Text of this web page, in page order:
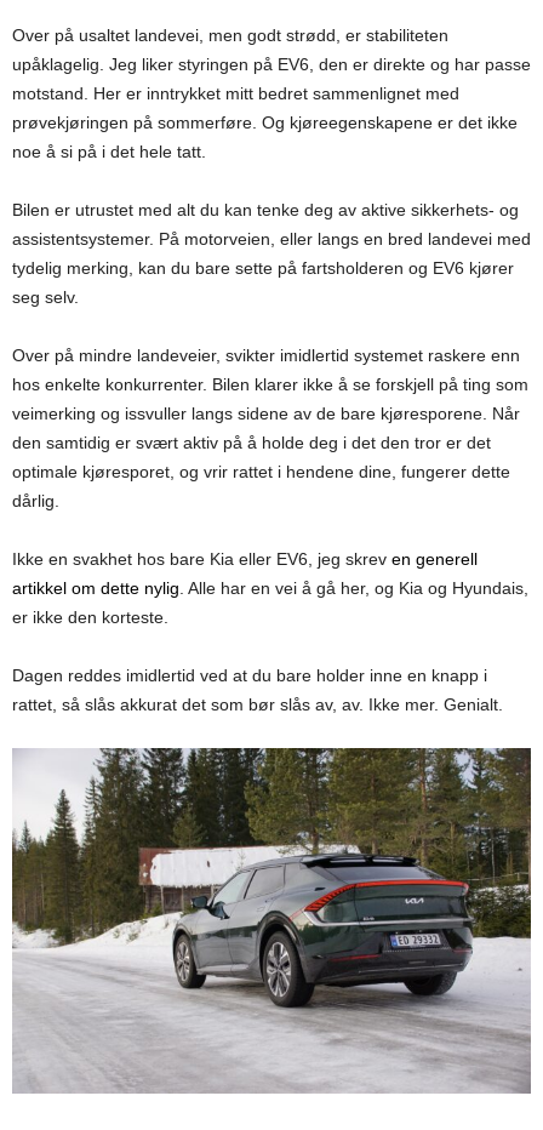
Over på usaltet landevei, men godt strødd, er stabiliteten
upåklagelig. Jeg liker styringen på EV6, den er direkte og har passe
motstand. Her er inntrykket mitt bedret sammenlignet med
prøvekjøringen på sommerføre. Og kjøreegenskapene er det ikke
noe å si på i det hele tatt.
Bilen er utrustet med alt du kan tenke deg av aktive sikkerhets- og
assistentsystemer. På motorveien, eller langs en bred landevei med
tydelig merking, kan du bare sette på fartsholderen og EV6 kjører
seg selv.
Over på mindre landeveier, svikter imidlertid systemet raskere enn
hos enkelte konkurrenter. Bilen klarer ikke å se forskjell på ting som
veimerking og issvuller langs sidene av de bare kjøresporene. Når
den samtidig er svært aktiv på å holde deg i det den tror er det
optimale kjøresporet, og vrir rattet i hendene dine, fungerer dette
dårlig.
Ikke en svakhet hos bare Kia eller EV6, jeg skrev en generell
artikkel om dette nylig . Alle har en vei å gå her, og Kia og Hyundais,
er ikke den korteste.
Dagen reddes imidlertid ved at du bare holder inne en knapp i
rattet, så slås akkurat det som bør slås av, av. Ikke mer. Genialt.